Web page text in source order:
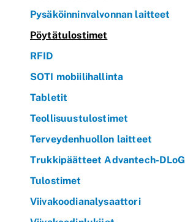
Pysäköinninvalvonnan laitteet
Pöytätulostimet
RFID
SOTI mobiilihallinta
Tabletit
Teollisuustulostimet
Terveydenhuollon laitteet
Trukkipäätteet Advantech-DLoG
Tulostimet
Viivakoodianalysaattori